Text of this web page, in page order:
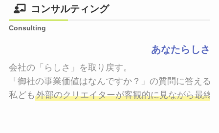
コンサルティング
Consulting
あなたらしさ
会社の「らしさ」を取り戻す。
「御社の事業価値はなんですか？」の質問に答える
私ども 外部のクリエイターが客観的に見ながら最終